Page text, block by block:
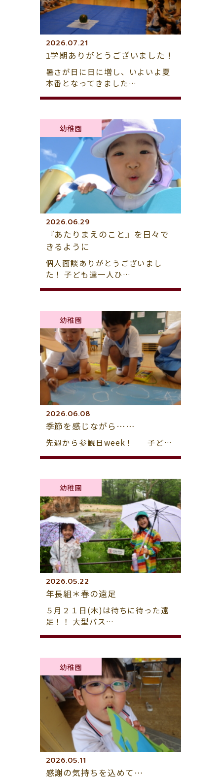
2026.07.21
1学期ありがとうございました！
暑さが日に日に増し、いよいよ夏
本番となってきました…
2026.06.29
『あたりまえのこと』を日々で
きるように
個人面談ありがとうございまし
た！ 子ども達一人ひ…
幼稚園
2026.06.08
季節を感じながら……
先週から参観日week！ 子ど…
幼稚園
2026.05.22
年長組＊春の遠足
５月２１日(木)は待ちに待った遠
足！！ 大型バス…
幼稚園
2026.05.11
感謝の気持ちを込めて…
幼稚園